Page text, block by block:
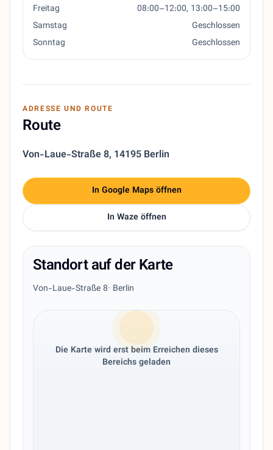
Freitag
08:00–12:00, 13:00–15:00
Samstag
Geschlossen
Sonntag
Geschlossen
ADRESSE UND ROUTE
Route
Von-Laue-Straße 8, 14195 Berlin
In Google Maps öffnen
In Waze öffnen
Standort auf der Karte
Von-Laue-Straße 8· Berlin
Die Karte wird erst beim Erreichen dieses
Bereichs geladen